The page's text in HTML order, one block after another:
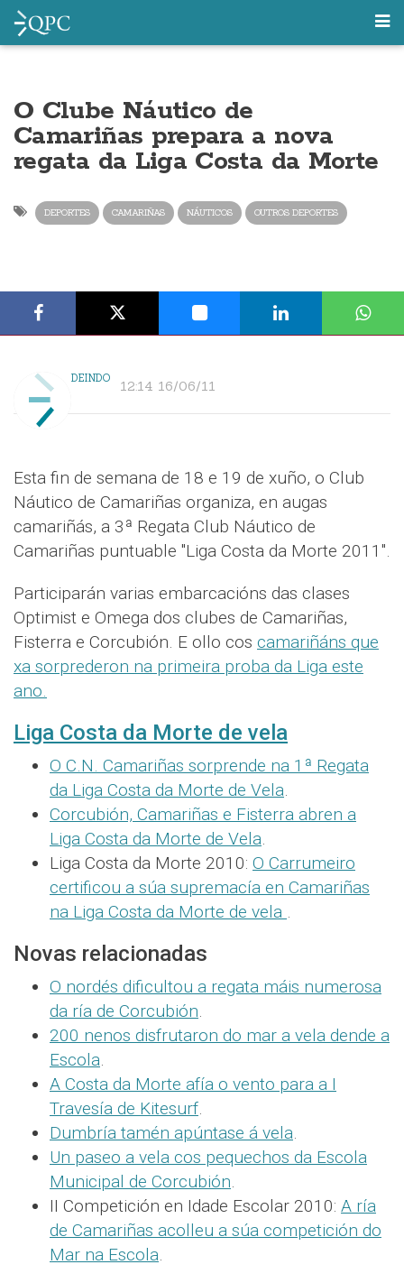
O Clube Náutico de
Camariñas prepara a nova
regata da Liga Costa da Morte
DEPORTES CAMARIÑAS NÁUTICOS OUTROS DEPORTES
DEINDO 12:14 16/06/11
Esta fin de semana de 18 e 19 de xuño, o Club
Náutico de Camariñas organiza, en augas
camariñás, a 3ª Regata Club Náutico de
Camariñas puntuable "Liga Costa da Morte 2011".
Participarán varias embarcacións das clases
Optimist e Omega dos clubes de Camariñas,
Fisterra e Corcubión. E ollo cos camariñáns que
xa sorprederon na primeira proba da Liga este
ano.
Liga Costa da Morte de vela
O C.N. Camariñas sorprende na 1ª Regata
da Liga Costa da Morte de Vela.
Corcubión, Camariñas e Fisterra abren a
Liga Costa da Morte de Vela.
Liga Costa da Morte 2010: O Carrumeiro
certificou a súa supremacía en Camariñas
na Liga Costa da Morte de vela .
Novas relacionadas
O nordés dificultou a regata máis numerosa
da ría de Corcubión.
200 nenos disfrutaron do mar a vela dende a
Escola.
A Costa da Morte afía o vento para a I
Travesía de Kitesurf.
Dumbría tamén apúntase á vela.
Un paseo a vela cos pequechos da Escola
Municipal de Corcubión.
II Competición en Idade Escolar 2010: A ría
de Camariñas acolleu a súa competición do
Mar na Escola.